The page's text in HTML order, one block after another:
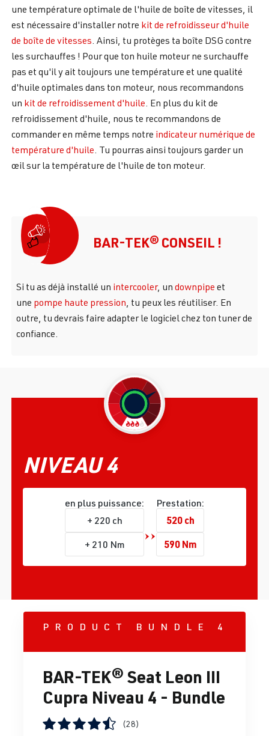
une température optimale de l'huile de boîte de vitesses, il
est nécessaire d'installer notre kit de refroidisseur d'huile
de boîte de vitesses . Ainsi, tu protèges ta boîte DSG contre
les surchauffes ! Pour que ton huile moteur ne surchauffe
pas et qu'il y ait toujours une température et une qualité
d'huile optimales dans ton moteur, nous recommandons
un kit de refroidissement d'huile . En plus du kit de
refroidissement d'huile, nous te recommandons de
commander en même temps notre indicateur numérique de
température d'huile . Tu pourras ainsi toujours garder un
œil sur la température de l'huile de ton moteur.
BAR-TEK® CONSEIL !
Si tu as déjà installé un intercooler, un downpipe et
une pompe haute pression , tu peux les réutiliser. En
outre, tu devrais faire adapter le logiciel chez ton tuner de
confiance.
NIVEAU 4
en plus puissance:
+ 220 ch
+ 210 Nm
Prestation:
520 ch
590 Nm
PRODUCT BUNDLE 4
BAR-TEK® Seat Leon III
Cupra Niveau 4 - Bundle
(28)